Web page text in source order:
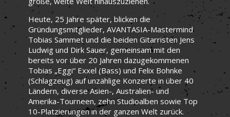
Heute, 25 Jahre später, blicken die
Gründungsmitglieder, AVANTASIA-Mastermind
Tobias Sammet und die beiden Gitarristen Jens
Ludwig und Dirk Sauer, gemeinsam mit den
bereits vor über 20 Jahren dazugekommenen
Tobias „Eggi“ Exxel (Bass) und Felix Bohnke
(Schlagzeug) auf unzählige Konzerte in über 40
Ländern, diverse Asien-, Australien- und
Amerika-Tourneen, zehn Studioalben sowie Top
10-Platzierungen in der ganzen Welt zurück.